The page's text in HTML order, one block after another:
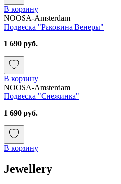
В корзину
NOOSA-Amsterdam
Подвеска "Раковина Венеры"
1 690 руб.
В корзину
NOOSA-Amsterdam
Подвеска "Снежинка"
1 690 руб.
В корзину
Jewellery